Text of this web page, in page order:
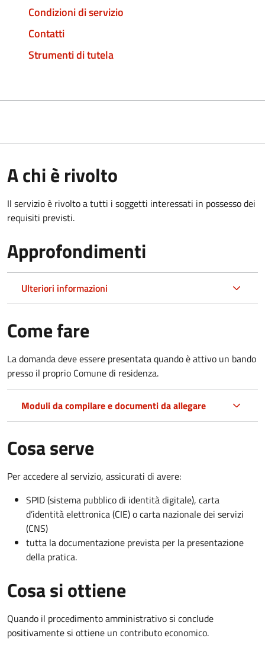
Condizioni di servizio
Contatti
Strumenti di tutela
A chi è rivolto
Il servizio è rivolto a tutti i soggetti interessati in possesso dei
requisiti previsti.
Approfondimenti
Ulteriori informazioni
Come fare
La domanda deve essere presentata quando è attivo un bando
presso il proprio Comune di residenza.
Moduli da compilare e documenti da allegare
Cosa serve
Per accedere al servizio, assicurati di avere:
SPID (sistema pubblico di identità digitale), carta
d’identità elettronica (CIE) o carta nazionale dei servizi
(CNS)
tutta la documentazione prevista per la presentazione
della pratica.
Cosa si ottiene
Quando il procedimento amministrativo si conclude
positivamente si ottiene un contributo economico.